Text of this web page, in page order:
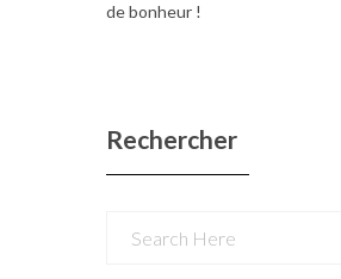
de bonheur !
Rechercher